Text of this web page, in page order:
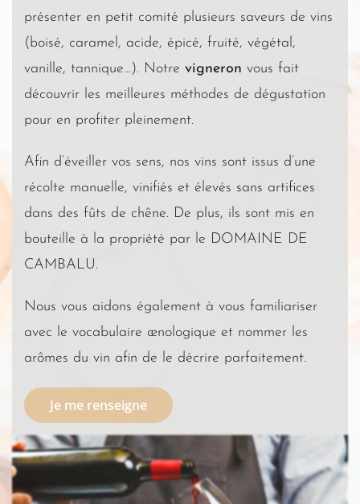
présenter en petit comité plusieurs saveurs de vins
(boisé, caramel, acide, épicé, fruité, végétal,
vanille, tannique…). Notre vigneron vous fait
découvrir les meilleures méthodes de dégustation
pour en profiter pleinement.
Afin d’éveiller vos sens, nos vins sont issus d’une
récolte manuelle, vinifiés et élevés sans artifices
dans des fûts de chêne. De plus, ils sont mis en
bouteille à la propriété par le DOMAINE DE
CAMBALU.
Nous vous aidons également à vous familiariser
avec le vocabulaire œnologique et nommer les
arômes du vin afin de le décrire parfaitement.
Je me renseigne